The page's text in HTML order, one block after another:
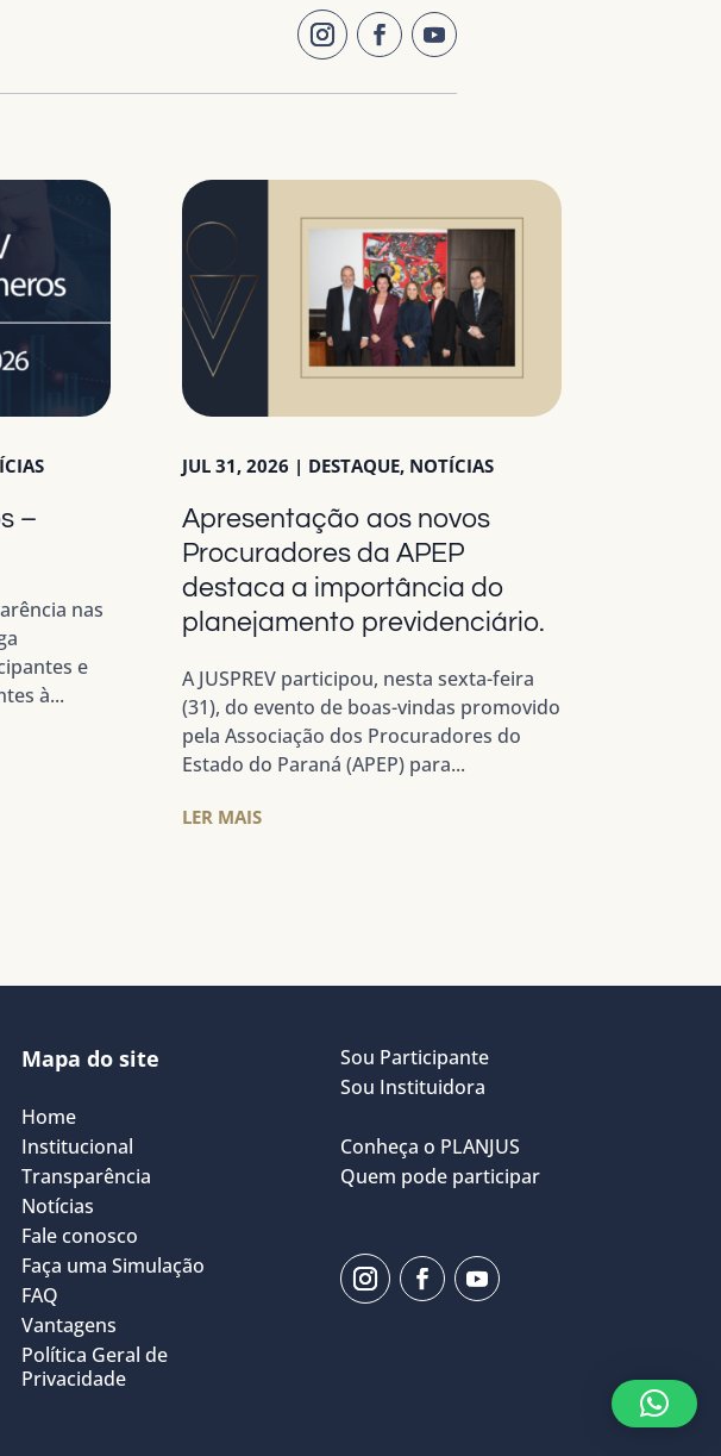
–
nas
e
à...
Apresentação aos novos
Procuradores da APEP
destaca a importância do
planejamento previdenciário.
JUL 31, 2026 | DESTAQUE, NOTÍCIAS
A JUSPREV participou, nesta sexta-feira
(31), do evento de boas-vindas promovido
pela Associação dos Procuradores do
Estado do Paraná (APEP) para...
LER MAIS
Mapa do site
Home
Institucional
Transparência
Notícias
Fale conosco
Faça uma Simulação
FAQ
Vantagens
Política Geral de
Privacidade
Sou Participante
Sou Instituidora
Conheça o PLANJUS
Quem pode participar